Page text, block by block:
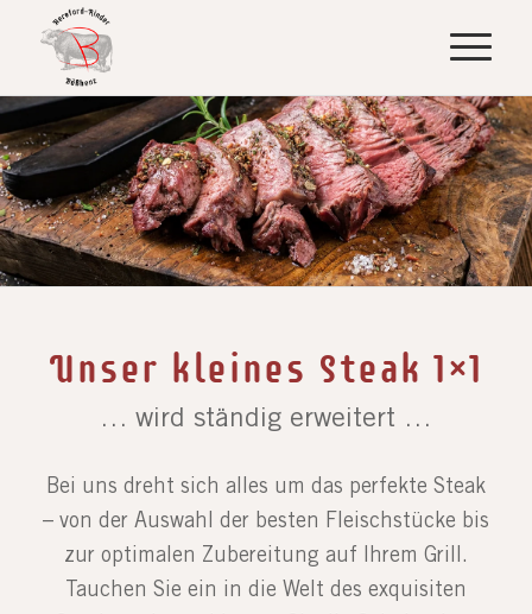
Unser kleines Steak 1×1
… wird ständig erweitert …
Bei uns dreht sich alles um das perfekte Steak
– von der Auswahl der besten Fleischstücke bis
zur optimalen Zubereitung auf Ihrem Grill.
Tauchen Sie ein in die Welt des exquisiten